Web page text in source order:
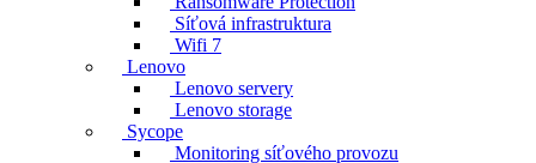
Síťová infrastruktura
Wifi 7
Lenovo
Lenovo servery
Lenovo storage
Sycope
Monitoring síťového provozu